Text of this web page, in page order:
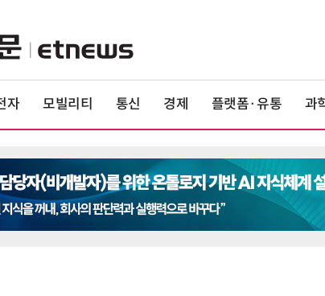
자 모빌리티 통신 경제 플랫폼·유통 과